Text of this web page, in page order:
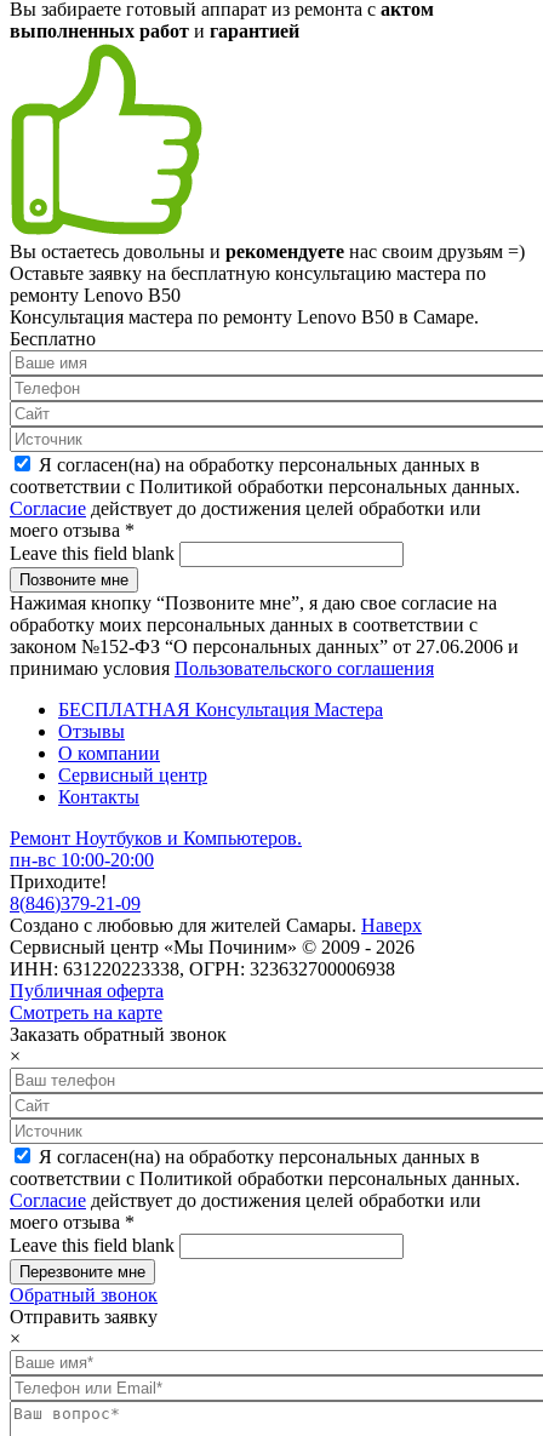
Вы забираете готовый аппарат из ремонта с актом
выполненных работ и гарантией
Вы остаетесь довольны и рекомендуете нас своим друзьям =)
Оставьте заявку на бесплатную консультацию мастера по
ремонту Lenovo B50
Консультация мастера по ремонту Lenovo B50 в Самаре.
Бесплатно
Я согласен(на) на обработку персональных данных в
соответствии с Политикой обработки персональных данных.
Согласие действует до достижения целей обработки или
моего отзыва *
Leave this field blank
Нажимая кнопку “Позвоните мне”, я даю свое согласие на
обработку моих персональных данных в соответствии с
законом №152-ФЗ “О персональных данных” от 27.06.2006 и
принимаю условия Пользовательского соглашения
БЕСПЛАТНАЯ Консультация Мастера
Отзывы
О компании
Сервисный центр
Контакты
Ремонт Ноутбуков и Компьютеров.
пн-вс 10:00-20:00
Приходите!
8(846)379-21-09
Создано с любовью для жителей Самары. Наверх
Сервисный центр «Мы Починим» © 2009 - 2026
ИНН: 631220223338, ОГРН: 323632700006938
Публичная оферта
Смотреть на карте
Заказать обратный звонок
×
Я согласен(на) на обработку персональных данных в
соответствии с Политикой обработки персональных данных.
Согласие действует до достижения целей обработки или
моего отзыва *
Leave this field blank
Обратный звонок
Отправить заявку
×